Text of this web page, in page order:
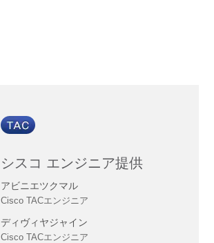
シスコ エンジニア提供
アビニエツクマル
Cisco TACエンジニア
ディヴィヤジャイン
Cisco TACエンジニア